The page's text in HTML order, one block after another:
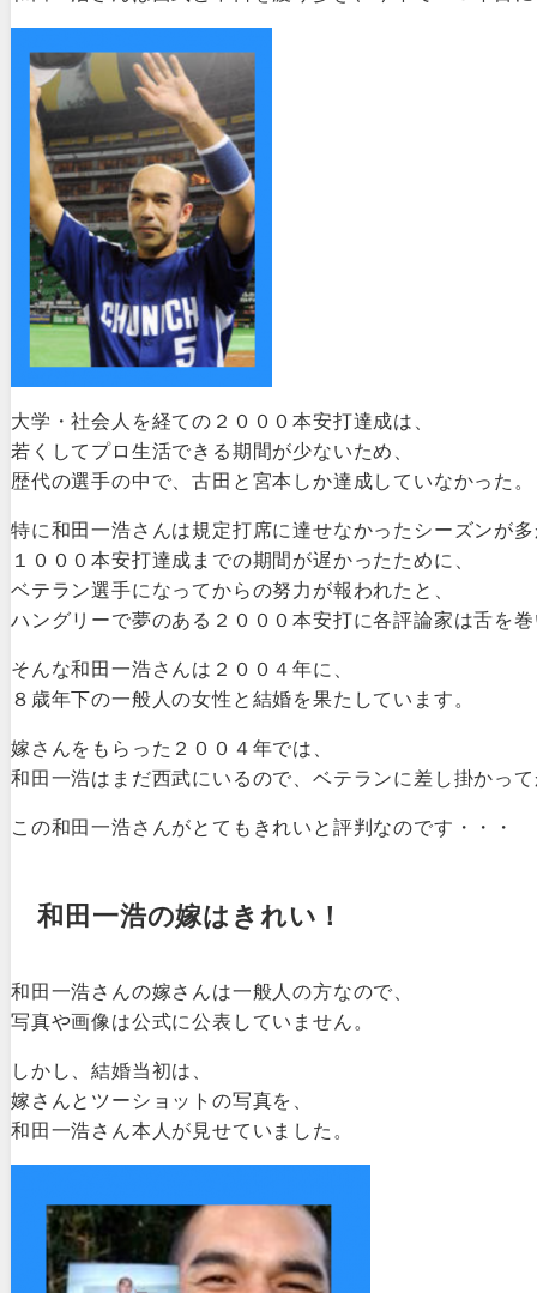
大学・社会人を経ての２０００本安打達成は、
若くしてプロ生活できる期間が少ないため、
歴代の選手の中で、古田と宮本しか達成していなかった。
特に和田一浩さんは規定打席に達せなかったシーズンが
１０００本安打達成までの期間が遅かったために、
ベテラン選手になってからの努力が報われたと、
ハングリーで夢のある２０００本安打に各評論家は舌を
そんな和田一浩さんは２００４年に、
８歳年下の一般人の女性と結婚を果たしています。
嫁さんをもらった２００４年では、
和田一浩はまだ西武にいるので、ベテランに差し掛かっ
この和田一浩さんがとてもきれいと評判なのです・・・
和田一浩の嫁はきれい！
和田一浩さんの嫁さんは一般人の方なので、
写真や画像は公式に公表していません。
しかし、結婚当初は、
嫁さんとツーショットの写真を、
和田一浩さん本人が見せていました。